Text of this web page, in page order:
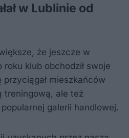
w Lublinie od
że jeszcze w
roku klub obchodził swoje
mieszkańców
treningową, ale też
galerii handlowej.